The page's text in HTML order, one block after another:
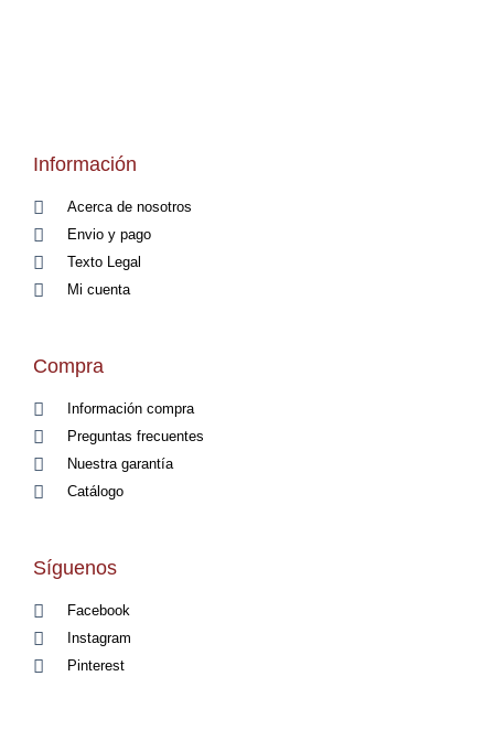
Información
Acerca de nosotros
Envio y pago
Texto Legal
Mi cuenta
Compra
Información compra
Preguntas frecuentes
Nuestra garantía
Catálogo
Síguenos
Facebook
Instagram
Pinterest